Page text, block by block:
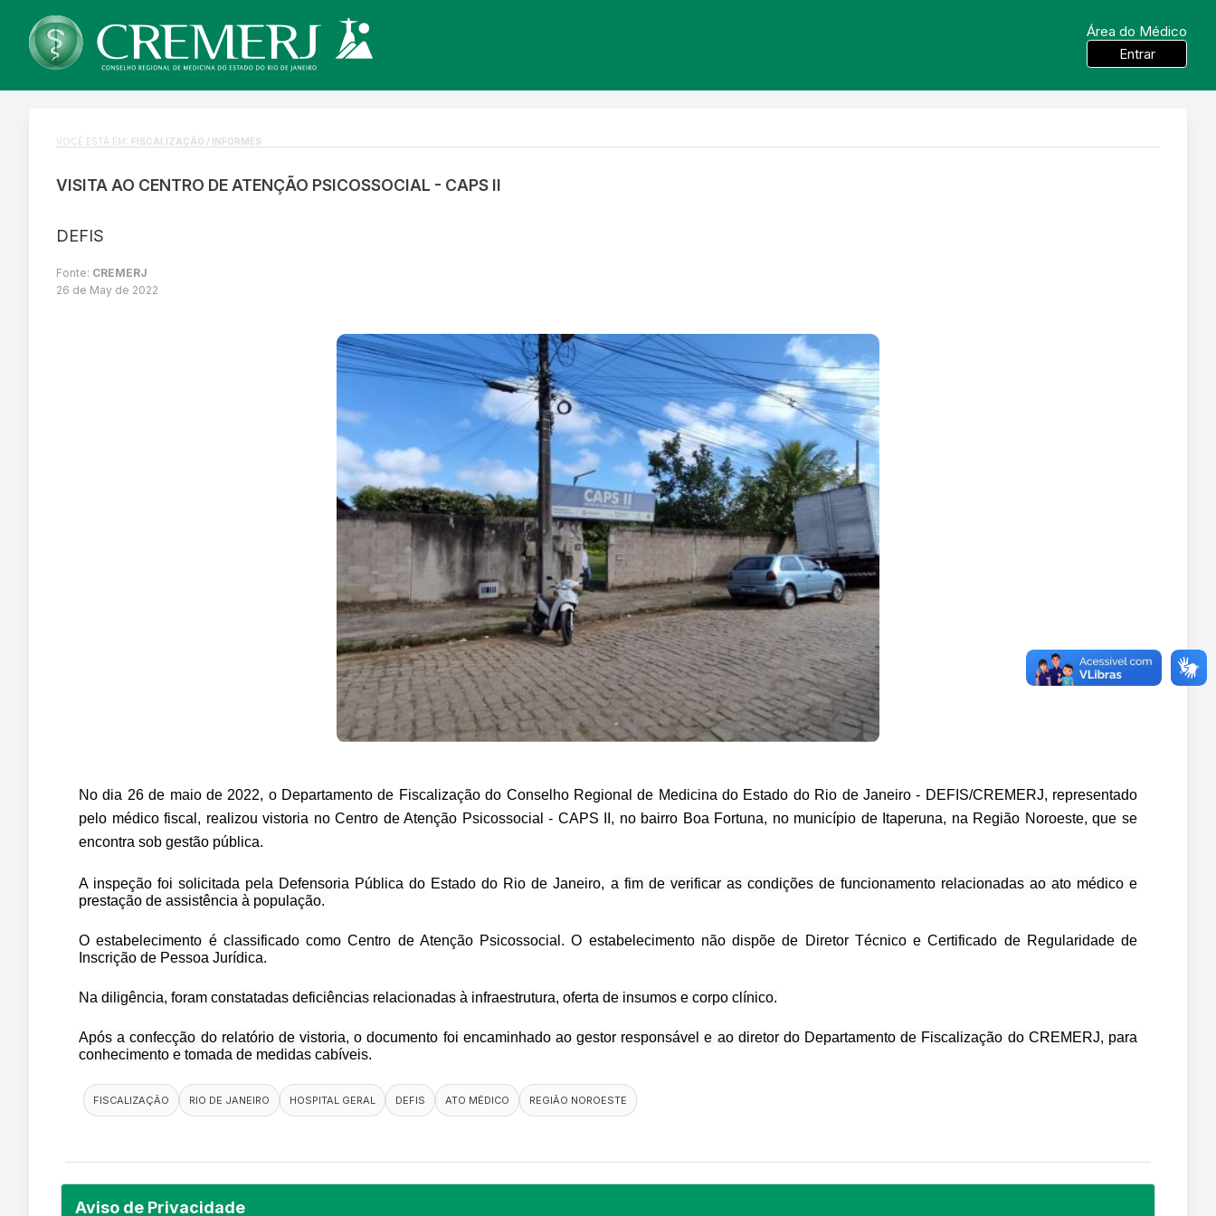
Área do Médico
Entrar
Aviso de Privacidade
VOCÊ ESTÁ EM: FISCALIZAÇÃO / INFORMES
VISITA AO CENTRO DE ATENÇÃO PSICOSSOCIAL - CAPS II
DEFIS
Fonte: CREMERJ
26 de May de 2022
No dia 26 de maio de 2022, o Departamento de Fiscalização do Conselho Regional de Medicina do Estado do Rio de Janeiro - DEFIS/CREMERJ, representado
pelo médico fiscal, realizou vistoria noCentro de Atenção Psicossocial - CAPS II , no bairro Boa Fortuna, no município de Itaperuna, na Região Noroeste, que se
encontra sob gestão pública.
A inspeção foi solicitada pela Defensoria Pública do Estado do Rio de Janeiro, a fim de verificar as condições de funcionamento relacionadas ao ato médico e
prestação de assistência à população.
O estabelecimento é classificado como Centro de Atenção Psicossocial. O estabelecimento não dispõe de Diretor Técnico e Certificado de Regularidade de
Inscrição de Pessoa Jurídica.
Na diligência, foram constatadas deficiências relacionadas à infraestrutura, oferta de insumos e corpo clínico.
Após a confecção do relatório de vistoria, o documento foi encaminhado ao gestor responsável e ao diretor do Departamento de Fiscalização do CREMERJ, para
conhecimento e tomada de medidas cabíveis.
FISCALIZAÇÃO RIO DE JANEIRO HOSPITAL GERAL DEFIS ATO MÉDICO REGIÃO NOROESTE